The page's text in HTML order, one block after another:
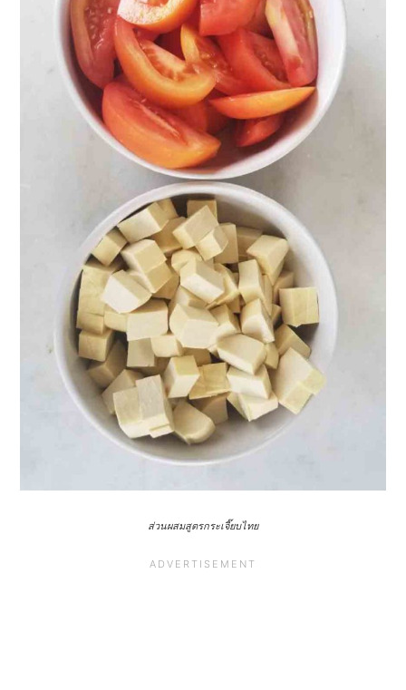
ส่วนผสมสูตรกระเจี๊ยบไทย